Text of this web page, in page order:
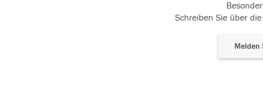
Schreiben Sie über
Melden